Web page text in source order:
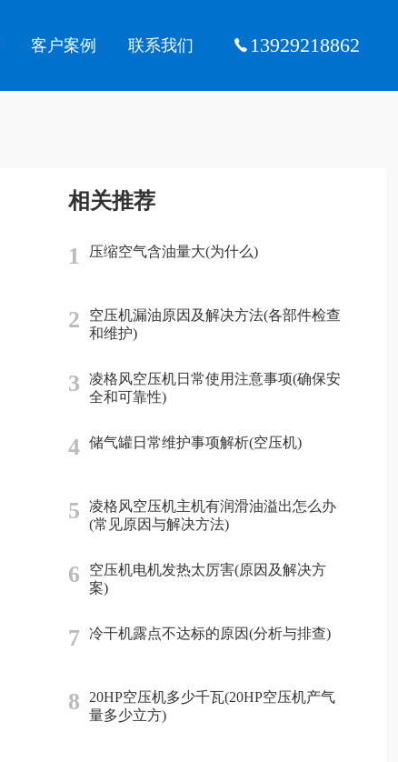
客户案例 联系我们 13929218862
相关推荐
1 压缩空气含油量大(为什么)
2
空压机漏油原因及解决方法(各部件检查
和维护)
3
凌格风空压机日常使用注意事项(确保安
全和可靠性)
4 储气罐日常维护事项解析(空压机)
5
凌格风空压机主机有润滑油溢出怎么办
(常见原因与解决方法)
6
空压机电机发热太厉害(原因及解决方
案)
7 冷干机露点不达标的原因(分析与排查)
8
20HP空压机多少千瓦(20HP空压机产气
量多少立方)